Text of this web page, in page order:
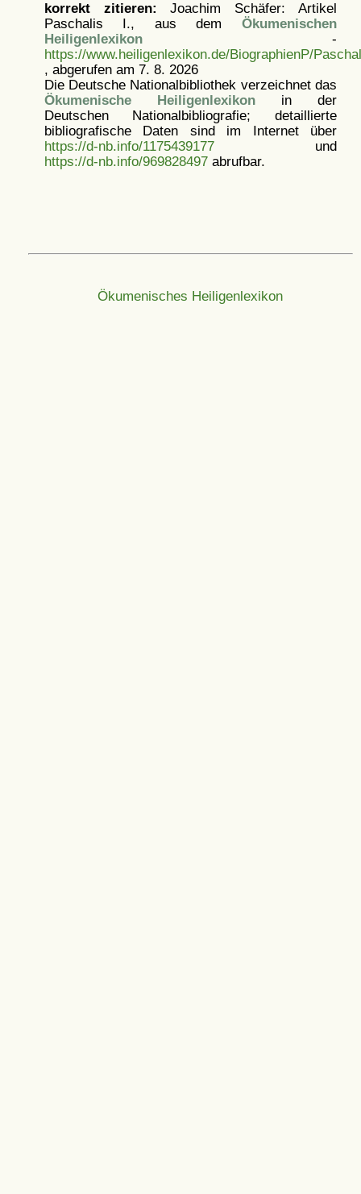
korrekt zitieren: Joachim Schäfer: Artikel
Paschalis I., aus dem Ökumenischen
Heiligenlexikon-
https://www.heiligenlexikon.de/BiographienP/
, abgerufen am 7. 8. 2026
Die Deutsche Nationalbibliothek verzeichnet das
Ökumenische Heiligenlexikonin der
Deutschen Nationalbibliografie; detaillierte
bibliografische Daten sind im Internet über
https://d-nb.info/1175439177und
https://d-nb.info/969828497abrufbar.
Ökumenisches Heiligenlexikon